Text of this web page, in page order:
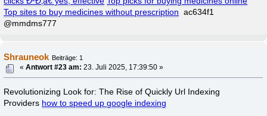
Top sites to buy medicines without prescription ac634f1
@mmdms777
Shrauneok Beiträge: 1
«Antwort #23 am: 23. Juli 2025, 17:39:50 »
Revolutionizing Look for: The Rise of Quickly Url Indexing
Providers how to speed up google indexing